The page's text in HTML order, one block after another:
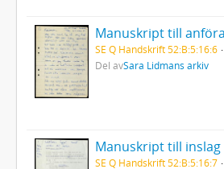
SE Q Handskrift 52:B:5:16:6
Del avSara Lidmans arkiv
SE Q Handskrift 52:B:5:16:7